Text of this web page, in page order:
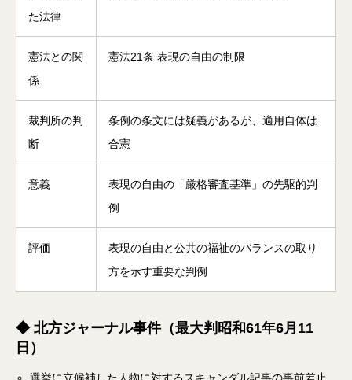
た法律
憲法との関
係
憲法21条 表現の自由の制限
裁判所の判
断
条例の条文には疑義があるが、適用自体は
合憲
意義
表現の自由の「厳格審査基準」の先駆的判
例
評価
表現の自由と公共の福祉のバランスの取り
方を示す重要な判例
◆ 北方ジャーナル事件（最大判昭和61年6月11
日）